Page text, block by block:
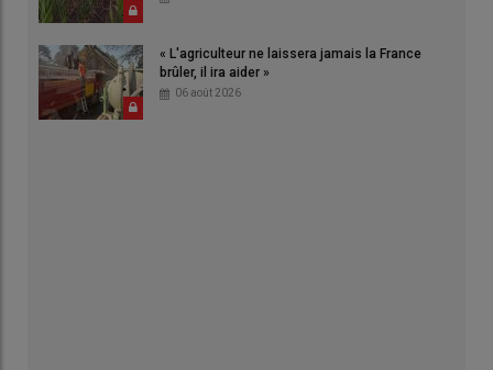
« L'agriculteur ne laissera jamais la France
brûler, il ira aider »
06 août 2026